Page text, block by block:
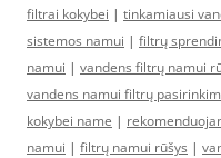
filtrai kokybei | tinkamiausi
sistemos namui | filtrų
namui | vandens filtrų namui
vandens namui filtrų
kokybei name |
namui | filtrų namui rūšys |